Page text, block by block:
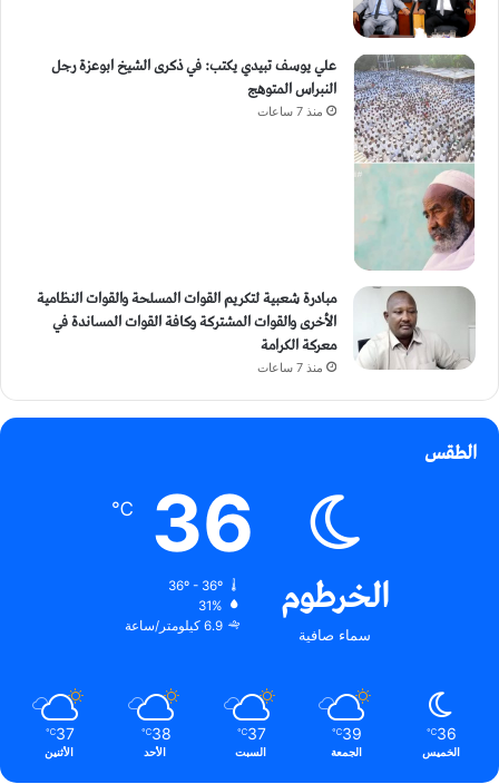
علي يوسف تبيدي يكتب: في ذكرى الشيخ ابوعزة رجل
النبراس المتوهج
منذ 7 ساعات
مبادرة شعبية لتكريم القوات المسلحة والقوات النظامية
الأخرى والقوات المشتركة وكافة القوات المساندة في
معركة الكرامة
منذ 7 ساعات
الطقس
الخرطوم
سماء صافية
36
℃
36º - 36º
31%
6.9 كيلومتر/ساعة
36
℃
الخميس
39
℃
الجمعة
37
℃
السبت
38
℃
الأحد
37
℃
الأثنين